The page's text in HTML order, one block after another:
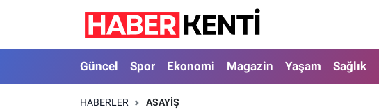
Güncel Spor Ekonomi Magazin Yaşam Sağlık
HABERLER ASAYIŞ
Güncel
Spor
Nöbetçi Eczaneler
Hava Durumu